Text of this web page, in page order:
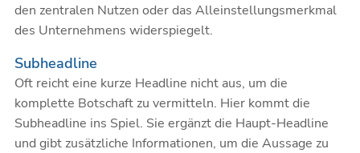
den zentralen Nutzen oder das Alleinstellungsmerkmal
des Unternehmens widerspiegelt.
Subheadline
Oft reicht eine kurze Headline nicht aus, um die
komplette Botschaft zu vermitteln. Hier kommt die
Subheadline ins Spiel. Sie ergänzt die Haupt-Headline
und gibt zusätzliche Informationen, um die Aussage zu